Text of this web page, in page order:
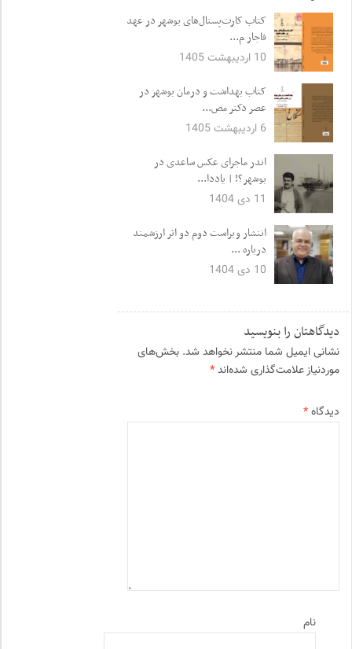
کتاب کارت‌پستال‌های بوشهر در عهد
قاجار م...
10 اردیبهشت 1405
کتاب بهداشت و درمان بوشهر در
عصر دکتر مص...
6 اردیبهشت 1405
اندر ماجرای عکس ساعدی در
بوشهر؟! | یاددا...
11 دی 1404
انتشار ویراست دوم دو اثر ارزشمند
درباره ...
10 دی 1404
دیدگاهتان را بنویسید
نشانی ایمیل شما منتشر نخواهد شد. بخش‌های
موردنیاز علامت‌گذاری شده‌اند*
دیدگاه*
نام